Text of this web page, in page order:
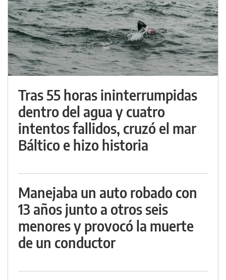
Tras 55 horas ininterrumpidas
dentro del agua y cuatro
intentos fallidos, cruzó el mar
Báltico e hizo historia
Manejaba un auto robado con
13 años junto a otros seis
menores y provocó la muerte
de un conductor